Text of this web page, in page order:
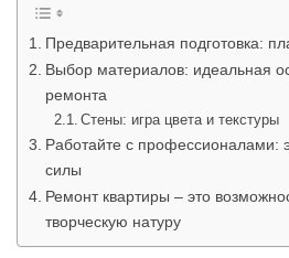
Предварительная подготовка:
Выбор материалов: идеальная
ремонта
Стены: игра цвета и текстуры
Работайте с профессионалами:
силы
Ремонт квартиры – это
творческую натуру